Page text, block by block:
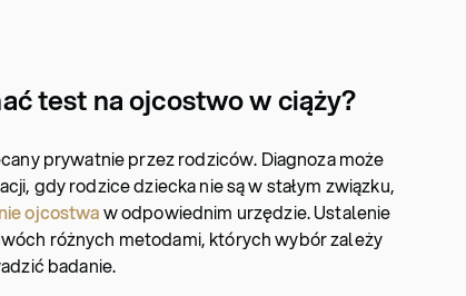
test na ojcostwo w ciąży?
prywatnie przez rodziców. Diagnoza może
gdy rodzice dziecka nie są w stałym związku,
ojcostwaw odpowiednim urzędzie. Ustalenie
różnych metodami, których wybór zależy
badanie.